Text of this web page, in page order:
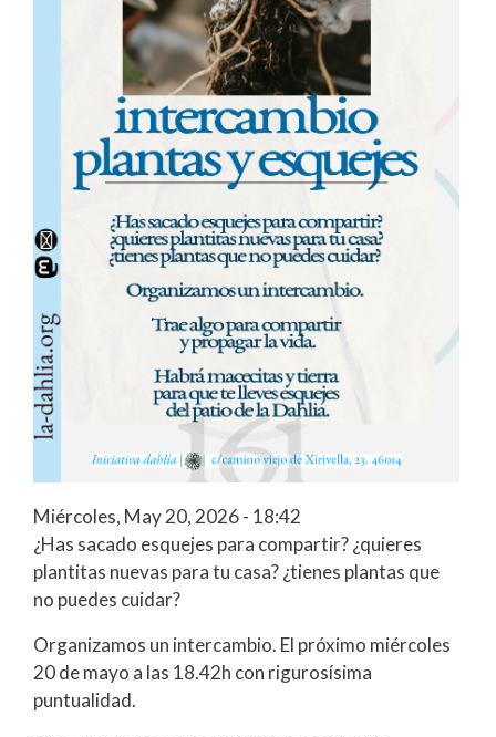
Miércoles, May 20, 2026 - 18:42
¿Has sacado esquejes para compartir? ¿quieres
plantitas nuevas para tu casa? ¿tienes plantas que
no puedes cuidar?
Organizamos un intercambio. El próximo miércoles
20 de mayo a las 18.42h con rigurosísima
puntualidad.